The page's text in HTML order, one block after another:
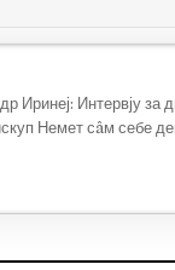
Иринеј: Интервју за
Немет сâм себе